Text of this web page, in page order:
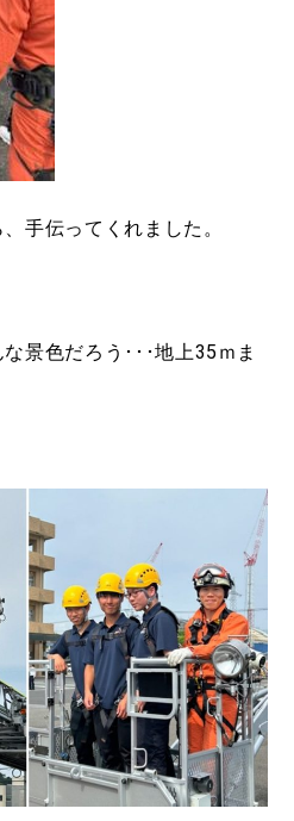
手伝ってくれました。
景色だろう･･･地上35 ｍま